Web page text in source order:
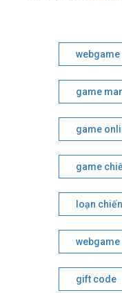
webgame
game
game
game
loạn
gift code